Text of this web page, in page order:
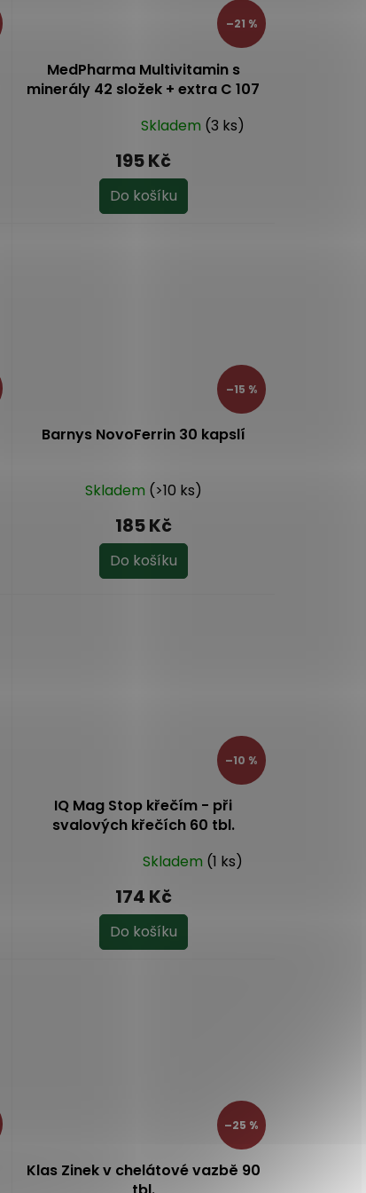
–21 %
MedPharma Multivitamin s
minerály 42 složek + extra C 107
Skladem (3 ks)
195 Kč
Do košíku
–15 %
Barnys NovoFerrin 30 kapslí
Skladem (>10 ks)
185 Kč
Do košíku
–10 %
IQ Mag Stop křečím - při
svalových křečích 60 tbl.
Skladem (1 ks)
174 Kč
Do košíku
–25 %
Klas Zinek v chelátové vazbě 90